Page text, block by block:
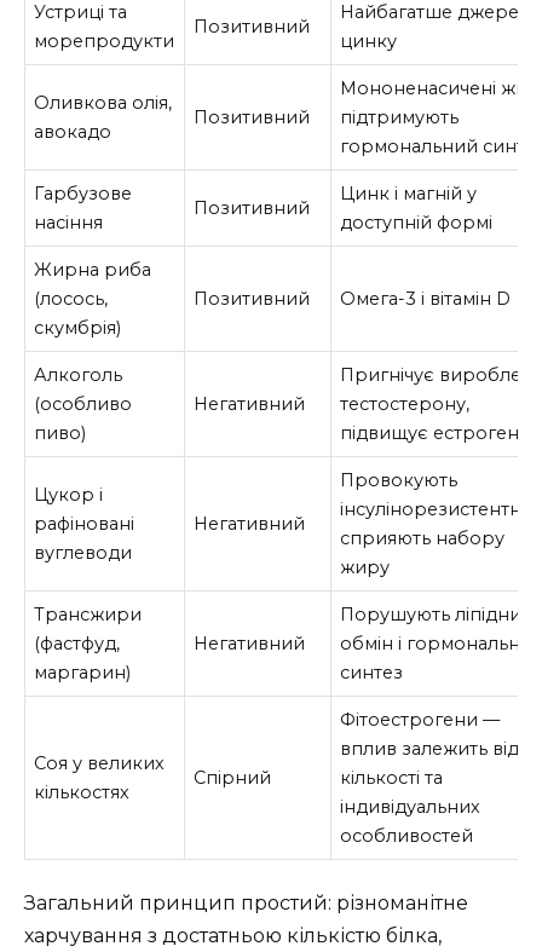
Устриці та
морепродукти
Позитивний
Найбагатше джерело
цинку
Оливкова олія,
авокадо
Позитивний
Мононенасичені
підтримують
гормональний
Гарбузове
насіння
Позитивний
Цинк і магній у
доступній формі
Жирна риба
(лосось,
скумбрія)
Позитивний Омега-3 і вітамін D
Алкоголь
(особливо
пиво)
Негативний
Пригнічує
тестостерону,
підвищує естроген
Цукор і
рафіновані
вуглеводи
Негативний
Провокують
сприяють набору
жиру
Трансжири
(фастфуд,
маргарин)
Негативний
Порушують ліпідний
обмін і
синтез
Соя у великих
кількостях
Спірний
Фітоестрогени —
вплив залежить від
кількості та
індивідуальних
особливостей
Загальний принцип простий: різноманітне
харчування з достатньою кількістю білка,